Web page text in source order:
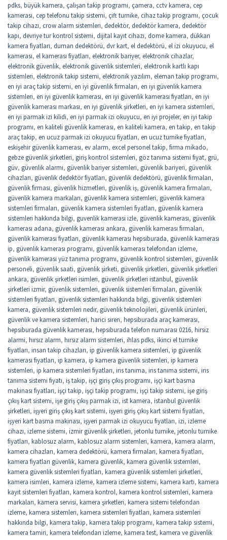
pdks, büyük kamera, çalışan takip programı, çamera, cctv kamera, cep
kamerası, cep telefonu takip sistemi, çift turnike, cihaz takip programı, çocuk
takip cihazı, crow alarm sistemleri, dedektör, dedektör kamera, dedektör
kapı, devriye tur kontrol sistemi, dijital kayıt cihazı, dome kamera, dükkan
kamera fiyatları, duman dedektörü, dvr kart, el dedektörü, el izi okuyucu, el
kamerası, el kamerası fiyatları, elektronik bariyer, elektronik cihazlar,
elektronik güvenlik, elektronik güvenlik sistemleri, elektronik kartlı kapı
sistemleri, elektronik takip sistemi, elektronik yazılım, eleman takip programı,
en iyi araç takip sistemi, en iyi güvenlik firmaları, en iyi güvenlik kamera
sistemleri, en iyi güvenlik kamerası, en iyi güvenlik kamerası fiyatları, en iyi
güvenlik kamerası markası, en iyi güvenlik şirketleri, en iyi kamera sistemleri,
en iyi parmak izi kilidi, en iyi parmak izi okuyucu, en iyi projeler, en iyi takip
programı, en kaliteli güvenlik kamerası, en kaliteli kamera, en takip, en takip
araç takip, en ucuz parmak izi okuyucu fiyatları, en ucuz turnike fiyatları,
eskişehir güvenlik kamerası, ev alarm, excel personel takip, firma mikado,
gebze güvenlik şirketleri, giriş kontrol sistemleri, göz tanıma sistemi fiyat, grü,
güv, güvenlik alarmı, güvenlik bariyer sistemleri, güvenlik bariyeri, güvenlik
cihazları, güvenlik dedektör fiyatları, güvenlik dedektörü, güvenlik firmaları,
güvenlik firması, güvenlik hizmetleri, güvenlik iş, güvenlik kamera firmaları,
güvenlik kamera markaları, güvenlik kamera sistemleri, güvenlik kamera
sistemleri firmaları, güvenlik kamera sistemleri fiyatları, güvenlik kamera
sistemleri hakkında bilgi, guvenlik kamerasi izle, güvenlik kamerası, güvenlik
kamerası adana, güvenlik kamerası ankara, güvenlik kamerası firmaları,
güvenlik kamerası fiyatları, güvenlik kamerası hepsiburada, güvenlik kamerası
ip, güvenlik kamerası programı, güvenlik kamerası telefondan izleme,
güvenlik kamerası yüz tanıma programı, güvenlik kontrol sistemleri, güvenlik
personeli, güvenlik saati, güvenlik şirketi, güvenlik şirketleri, güvenlik şirketleri
ankara, güvenlik şirketleri isimleri, güvenlik şirketleri istanbul, güvenlik
şirketleri izmir, güvenlik sistemleri, güvenlik sistemleri firmaları, güvenlik
sistemleri fiyatları, güvenlik sistemleri hakkında bilgi, güvenlik sistemleri
kamera, güvenlik sistemleri nedir, güvenlik teknolojileri, güvenlik ürünleri,
güvenlik ve kamera sistemleri, harici siren, hepsiburada araç kamerası,
hepsiburada güvenlik kamerası, hepsiburada telefon numarası 0216, hirsiz
alarmi, hırsız alarm, hırsız alarm sistemleri, ihlas pdks, ikinci el turnike
fiyatları, insan takip cihazları, ip güvenlik kamera sistemleri, ip güvenlik
kamerası fiyatları, ip kamera, ip kamera güvenlik sistemleri, ip kamera
sistemleri, ip kamera sistemleri fiyatları, iris tanıma, iris tanıma sistemi, iris
tanıma sistemi fiyatı, iş takip, işçi giriş çıkış programı, işçi kart basma
makinası fiyatları, işçi takip, işçi takip programı, işçi takip sistemi, işe giriş
çıkış kart sistemi, işe giriş çıkış parmak izi, ist kamera, istanbul güvenlik
şirketleri, işyeri giriş çıkış kart sistemi, işyeri giriş çıkış kart sistemi fiyatları,
işyeri kart basma makinası, işyeri parmak izi okuyucu fiyatları, izi, izleme
cihazı, izleme sistemi, izmir güvenlik şirketleri, jetonlu turnike, jetonlu turnike
fiyatları, kablosuz alarm, kablosuz alarm sistemleri, kamera, kamera alarm,
kamera cihazları, kamera dedektörü, kamera firmaları, kamera fiyatları,
kamera fiyatları güvenlik, kamera güvenlik, kamera güvenlik sistemleri,
kamera güvenlik sistemleri fiyatları, kamera güvenlik sistemleri şirketleri,
kamera isimleri, kamera izleme, kamera izleme sistemi, kamera kartı, kamera
kayıt sistemleri fiyatları, kamera kontrol, kamera kontrol sistemleri, kamera
markaları, kamera servisi, kamera şirketleri, kamera sistemi telefondan
izleme, kamera sistemleri, kamera sistemleri fiyatları, kamera sistemleri
hakkında bilgi, kamera takip, kamera takip programı, kamera takip sistemi,
kamera tamiri, kamera telefondan izleme, kamera test, kamera ve güvenlik